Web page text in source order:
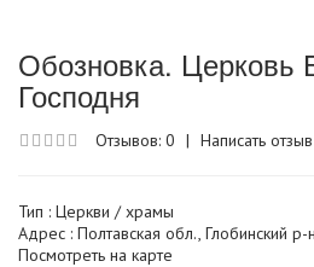
Обозновка. Церковь
Господня
Отзывов: 0 | Написать отзыв
Тип : Церкви / храмы
Адрес : Полтавская обл., Глобинский р-
Посмотреть на карте